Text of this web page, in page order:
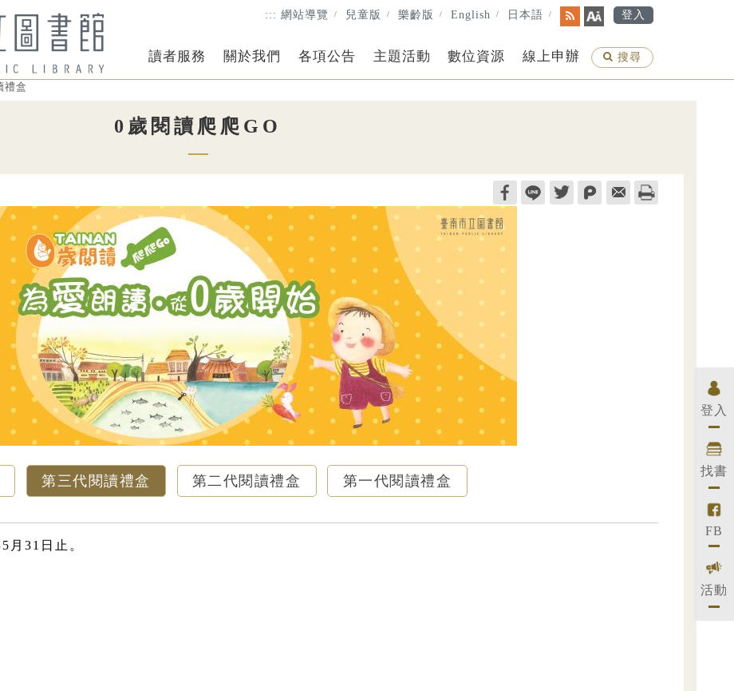
::: 網站導覽 兒童版 樂齡版 English 日本語
rss
級
登入
讀者服務 關於我們 各項公告 主題活動 數位資源 線上申辦
搜
尋
搜尋
登入
找書
FB
活動
禮盒
0歲閱讀爬爬GO
第三代閱讀禮盒 第二代閱讀禮盒 第一代閱讀禮盒
月31日止。